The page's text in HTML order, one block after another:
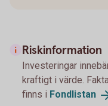
Riskinformation
Investeringar
kraftigt i värde.
finns i Fondlistan